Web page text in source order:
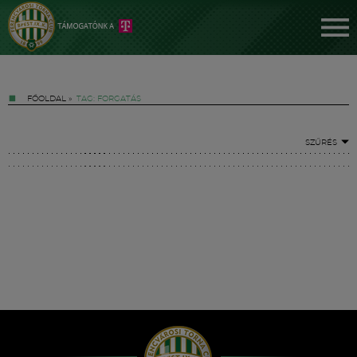
FŐOLDAL » TAG: FORGATÁS
SZŰRÉS
Hírek